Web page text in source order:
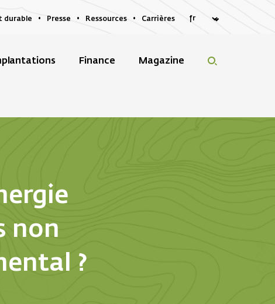
durable Presse Ressources Carrières
Finance Magazine
non
?